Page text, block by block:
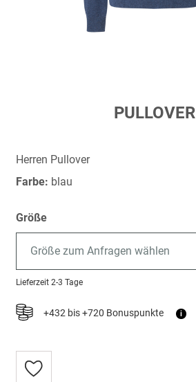
springen
PULLOVER
Herren Pullover
Farbe: blau
Größe
Größe zum Anfragen wählen
Lieferzeit 2-3 Tage
+432 bis +720 Bonuspunkte i
Zur